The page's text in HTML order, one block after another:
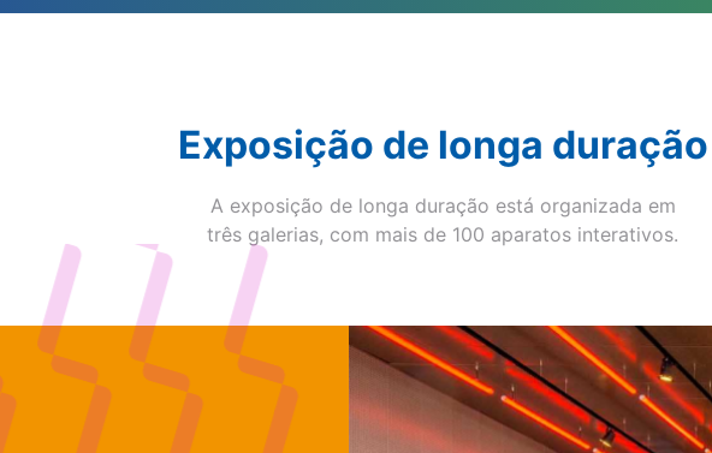
Exposição de longa duração
A exposição de longa duração está organizada em
três galerias, com mais de 100 aparatos interativos.